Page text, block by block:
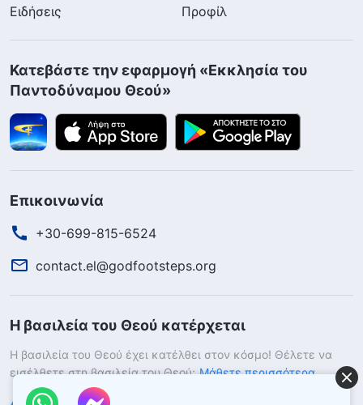
Ειδήσεις
Προφίλ
Κατεβάστε την εφαρμογή «Εκκλησία του
Παντοδύναμου Θεού»
Επικοινωνία
+30-699-815-6524
contact.el@godfootsteps.org
Η βασιλεία του Θεού κατέρχεται
Η βασιλεία του Θεού έχει κατέλθει στον κόσμο! Θέλετε να
εισέλθετε στη βασιλεία του Θεού; Μάθετε περισσότερα